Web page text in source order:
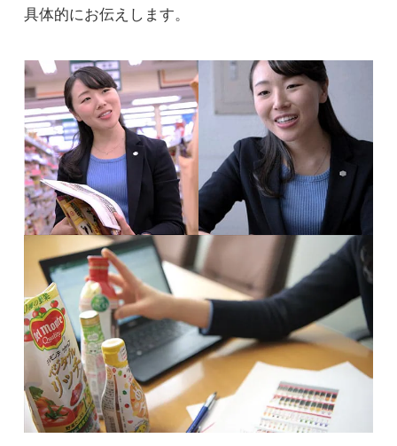
具体的にお伝えします。